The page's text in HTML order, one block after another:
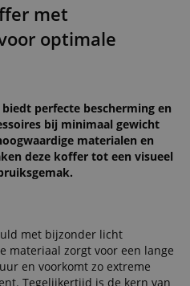
met
optimale
perfecte bescherming en
bij minimaal gewicht
materialen en
deze koffer tot een visueel
met bijzonder licht
materiaal zorgt voor een lange
en voorkomt zo extreme
Tegelijkertijd is de kern van